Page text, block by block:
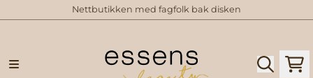
Hopp til innholdNettbutikken med fagfolk bak disken